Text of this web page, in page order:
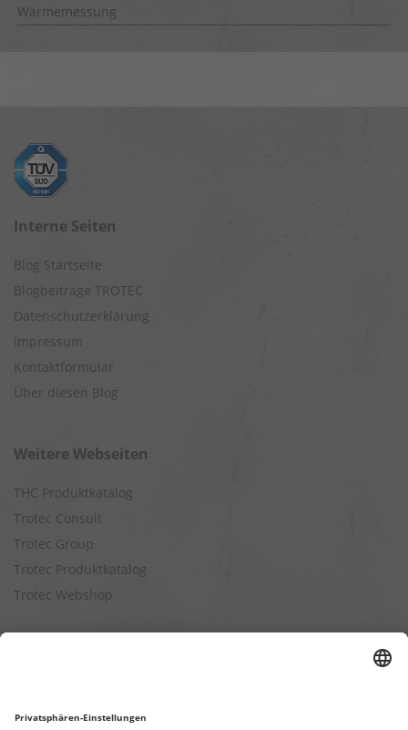
Wärmemessung
Interne Seiten
Blog Startseite
Blogbeiträge TROTEC
Datenschutzerklärung
Impressum
Kontaktformular
Über diesen Blog
Weitere Webseiten
THC Produktkatalog
Trotec Consult
Trotec Group
Trotec Produktkatalog
Trotec Webshop
Entfeuchtungsleistung berechnen